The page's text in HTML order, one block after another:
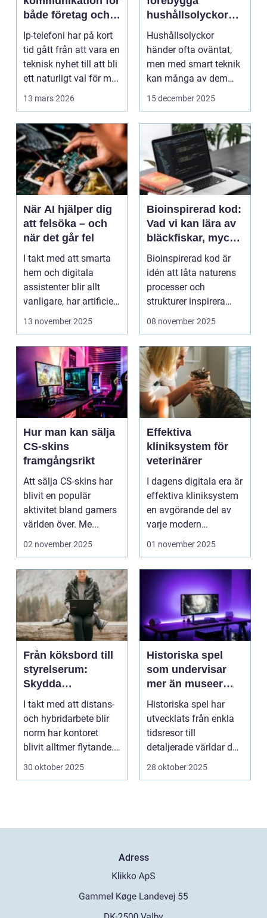
både företag och
privatpersoner
Ip-telefoni har på kort
tid gått från att vara en
teknisk nyhet till att bli
ett naturligt val för m...
13 mars 2026
hushållsolyckor
innan de inträffar
Hushållsolyckor
händer ofta oväntat,
men med smart teknik
kan många av dem
f&o...
15 december 2025
När AI hjälper dig
att felsöka – och
när det går fel
I takt med att smarta
hem och digitala
assistenter blir allt
vanligare, har artificiell
intelligens ...
13 november 2025
Bioinspirerad kod:
Vad vi kan lära av
bläckfiskar, mycel
och mossa när vi
bygger nya system
Bioinspirerad kod är
idén att låta naturens
processer och
strukturer inspirera
hur...
08 november 2025
Hur man kan sälja
CS-skins
framgångsrikt
Att sälja CS-skins har
blivit en populär
aktivitet bland gamers
världen över. Me...
02 november 2025
Effektiva
kliniksystem för
veterinärer
I dagens digitala era är
effektiva kliniksystem
en avgörande del av
varje modern
veterin&a...
01 november 2025
Från köksbord till
styrelserum:
Skydda
företagsdata när
kontoret är överallt
I takt med att distans-
och hybridarbete blir
norm har kontoret
blivit alltmer flytande.
Företa...
30 oktober 2025
Historiska spel
som undervisar
mer än museer
någonsin kan
Historiska spel har
utvecklats från enkla
tidsresor till
detaljerade världar där
spe...
28 oktober 2025
Adress